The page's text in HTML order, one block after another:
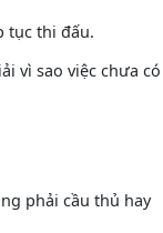
tục thi đấu.
vì sao việc chưa có
phải cầu thủ hay